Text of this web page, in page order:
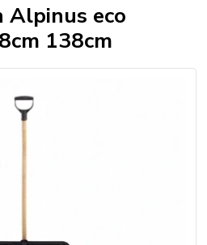
Alpinus eco
138cm